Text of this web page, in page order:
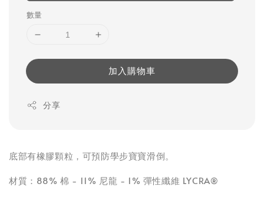
數量
加入購物車
分享
底部有橡膠顆粒，可預防學步寶寶滑倒。
材質：88% 棉 - 11% 尼龍 - 1% 彈性纖維 LYCRA®